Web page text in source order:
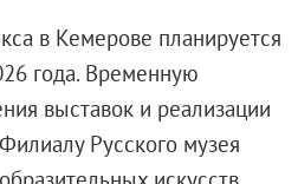
дворец
(Инженерный) замок
в Кемерове планируется
года. Временную
выставок и реализации
Русского музея